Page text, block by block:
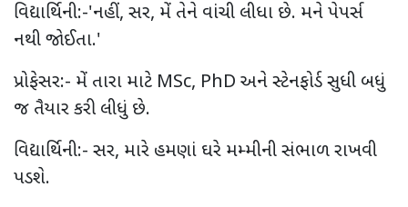
વિદ્યાર્થિની:-'નહીં, સર, મેં તેને વાંચી લીધા છે. મને પેપર્સ
નથી જોઈતા.'
પ્રોફેસર:- મેં તારા માટે MSc, PhD અને સ્ટેનફોર્ડ સુધી બધું
જ તૈયાર કરી લીધું છે.
વિદ્યાર્થિની:- સર, મારે હમણાં ઘરે મમ્મીની સંભાળ રાખવી
પડશે.